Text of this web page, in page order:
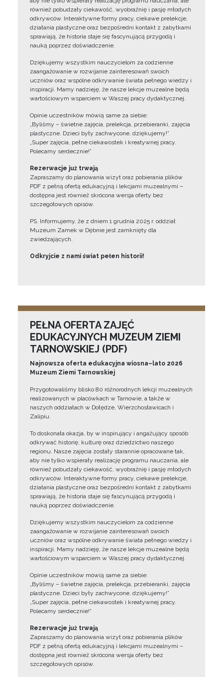
również pobudzały ciekawość, wyobraźnię i pasję młodych
odkrywców. Interaktywne formy pracy, ciekawe prelekcje,
działania plastyczne oraz bezpośredni kontakt z zabytkami
sprawiają, że historia staje się fascynującą przygodą i
nauką poprzez doświadczenie.
Dziękujemy wszystkim nauczycielom za codzienne
zaangażowanie w rozwijanie zainteresowań swoich
uczniów oraz wspólne odkrywanie świata pełnego wiedzy i
inspiracji. Mamy nadzieję, że nasze lekcje muzealne będą
wartościowym wsparciem w Waszej pracy dydaktycznej.
Opinie uczestników mówią same za siebie:
„Byliśmy – świetne zajęcia, prelekcja, przebieranki, zajęcia
plastyczne. Dzieci były zachwycone, dziękujemy!”
„Super zajęcia, pełne ciekawostek i kreatywnej pracy.
Polecamy serdecznie!”
Rezerwacje już trwają
Zapraszamy do planowania wizyt oraz pobierania plików
PDF z pełną ofertą edukacyjną i lekcjami muzealnymi –
dostępna jest również skrócona wersja oferty bez
szczegółowych opisów.
PS. Informujemy, że z dniem 1 grudnia 2025 r. oddział
Muzeum Zamek w Dębnie jest zamknięty dla
zwiedzających.
Odkryjcie z nami świat pełen historii!
PEŁNA OFERTA ZAJĘĆ
EDUKACYJNYCH MUZEUM ZIEMI
TARNOWSKIEJ (PDF)
Najnowsza oferta edukacyjna wiosna–lato 2026
Muzeum Ziemi Tarnowskiej
Przygotowaliśmy blisko 80 różnorodnych lekcji muzealnych
realizowanych w placówkach w Tarnowie, a także w
naszych oddziałach w Dołędze, Wierzchosławicach i
Zalipiu.
To doskonała okazja, by w inspirujący i angażujący sposób
odkrywać historię, kulturę oraz dziedzictwo naszego
regionu. Nasze zajęcia zostały starannie opracowane tak,
aby nie tylko wspierały realizację programu nauczania, ale
również pobudzały ciekawość, wyobraźnię i pasję młodych
odkrywców. Interaktywne formy pracy, ciekawe prelekcje,
działania plastyczne oraz bezpośredni kontakt z zabytkami
sprawiają, że historia staje się fascynującą przygodą i
nauką poprzez doświadczenie.
Dziękujemy wszystkim nauczycielom za codzienne
zaangażowanie w rozwijanie zainteresowań swoich
uczniów oraz wspólne odkrywanie świata pełnego wiedzy i
inspiracji. Mamy nadzieję, że nasze lekcje muzealne będą
wartościowym wsparciem w Waszej pracy dydaktycznej.
Opinie uczestników mówią same za siebie:
„Byliśmy – świetne zajęcia, prelekcja, przebieranki, zajęcia
plastyczne. Dzieci były zachwycone, dziękujemy!”
„Super zajęcia, pełne ciekawostek i kreatywnej pracy.
Polecamy serdecznie!”
Rezerwacje już trwają
Zapraszamy do planowania wizyt oraz pobierania plików
PDF z pełną ofertą edukacyjną i lekcjami muzealnymi –
dostępna jest również skrócona wersja oferty bez
szczegółowych opisów.